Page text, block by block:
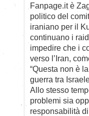
Fanpage.it è
politico del
iraniano per il
continuano i
impedire che i
verso l’Iran,
“Questa non è
guerra tra
Allo stesso
problemi sia
responsabilità